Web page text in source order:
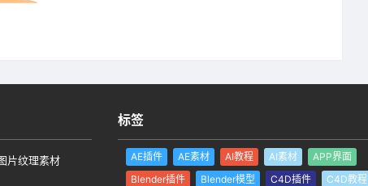
片纹理素材
标签
AE插件 AE素材 AI教程 AI素材
APP界面
Blender插件
Blender模型 C4D插件
C4D教程